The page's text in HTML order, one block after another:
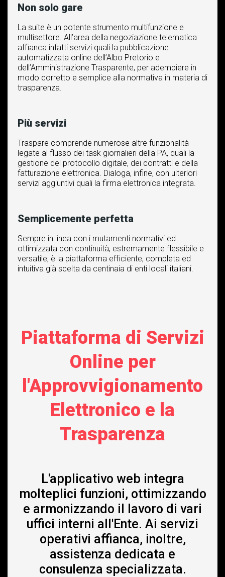
Non solo gare
La suite è un potente strumento multifunzione e
multisettore. All’area della negoziazione telematica
affianca infatti servizi quali la pubblicazione
automatizzata online dell’Albo Pretorio e
dell’Amministrazione Trasparente, per adempiere in
modo corretto e semplice alla normativa in materia di
trasparenza.
Più servizi
Traspare comprende numerose altre funzionalità
legate al flusso dei task giornalieri della PA, quali la
gestione del protocollo digitale, dei contratti e della
fatturazione elettronica. Dialoga, infine, con ulteriori
servizi aggiuntivi quali la firma elettronica integrata.
Semplicemente perfetta
Sempre in linea con i mutamenti normativi ed
ottimizzata con continuità, estremamente flessibile e
versatile, è la piattaforma efficiente, completa ed
intuitiva già scelta da centinaia di enti locali italiani.
Piattaforma di Servizi
Online per
l'Approvvigionamento
Elettronico e la
Trasparenza
L'applicativo web integra
molteplici funzioni, ottimizzando
e armonizzando il lavoro di vari
uffici interni all'Ente. Ai servizi
operativi affianca, inoltre,
assistenza dedicata e
consulenza specializzata.